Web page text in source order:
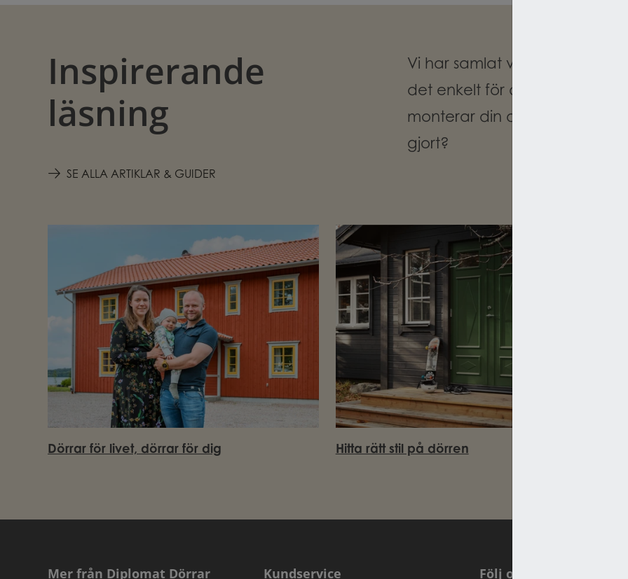
Inspirerande
läsning
SE ALLA ARTIKLAR & GUIDER
Vi har samlat våra artiklar,
det enkelt för dig. Ta del av
monterar din dörr eller varför
gjort?
Dörrar för livet, dörrar för dig Hitta rätt stil på dörren
Mer från Diplomat Dörrar Kundservice Följ oss